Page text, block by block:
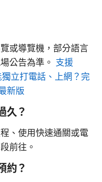
或導覽機，部分語言
公告為準。 支援
立打電話、上網？完
新版
久？
、使用快速通關或電
前往。
約？